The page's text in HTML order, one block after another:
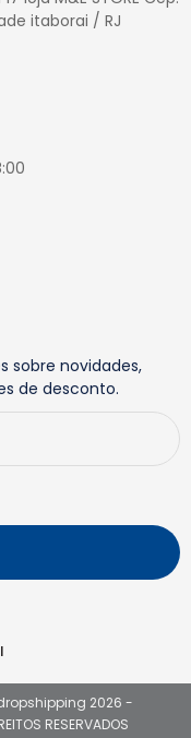
itaborai / RJ
sobre novidades,
de desconto.
2026 -
RESERVADOS